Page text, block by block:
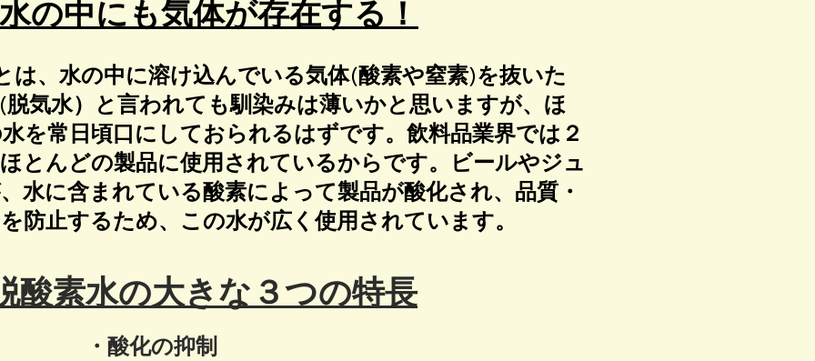
水の中にも気体が存在する！
は、水の中に溶け込んでいる気体(酸素や窒素)を抜いた
気水）と言われても馴染みは薄いかと思いますが、ほ
を常日頃口にしておられるはずです。飲料品業界では２
とんどの製品に使用されているからです。ビールやジュ
水に含まれている酸素によって製品が酸化され、品質・
防止するため、この水が広く使用されています。
酸素水の大きな３つの特長
・酸化の抑制